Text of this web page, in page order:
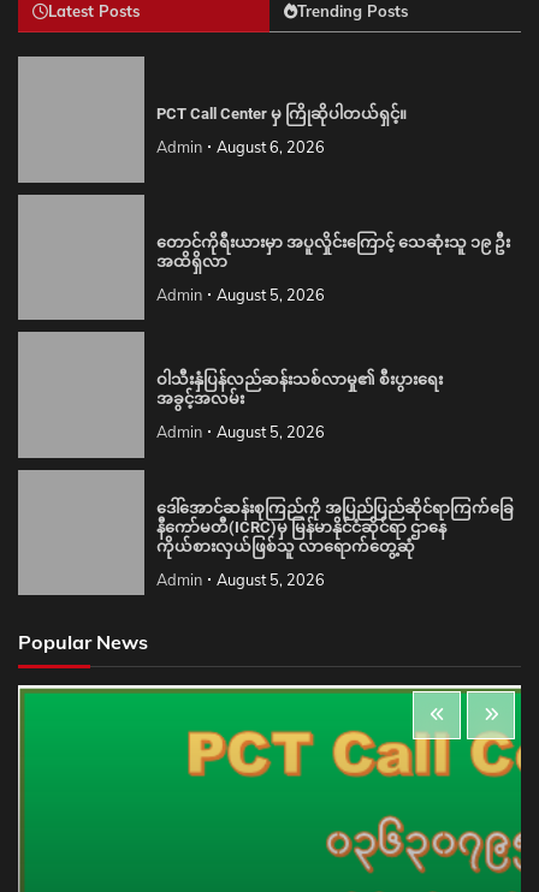
Latest Posts Trending Posts
PCT Call Center မှ ကြိုဆိုပါတယ်ရှင့်။
Admin August 6, 2026
တောင်ကိုရီးယားမှာ အပူလှိုင်းကြောင့် သေဆုံးသူ ၁၉ ဦး
အထိရှိလာ
Admin August 5, 2026
ဝါသီးနှံပြန်လည်ဆန်းသစ်လာမှု၏ စီးပွားရေး
အခွင့်အလမ်း
Admin August 5, 2026
ဒေါ်အောင်ဆန်းစုကြည်ကို အပြည်ပြည်ဆိုင်ရာကြက်ခြေ
နီကော်မတီ(ICRC)မှ မြန်မာနိုင်ငံဆိုင်ရာ ဌာနေ
ကိုယ်စားလှယ်ဖြစ်သူ လာရောက်တွေ့ဆုံ
Admin August 5, 2026
Popular News